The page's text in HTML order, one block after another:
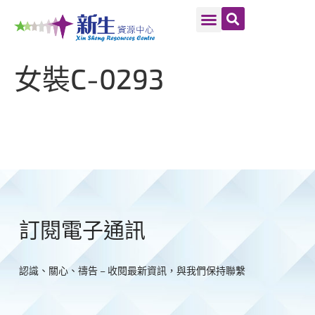
女裝C-0293
訂閱電子通訊
認識、關心、禱告 – 收閱最新資訊，與我們保持聯繫